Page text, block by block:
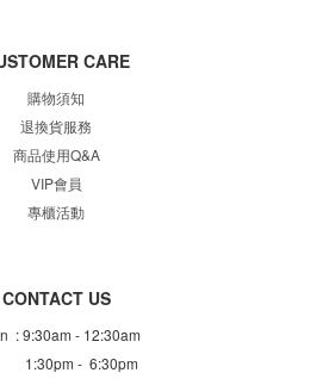
CARE
購物須知
退換貨服務
商品使用Q&A
VIP會員
專櫃活動
CONTACT US
: 9:30am - 12:30am
- 6:30pm